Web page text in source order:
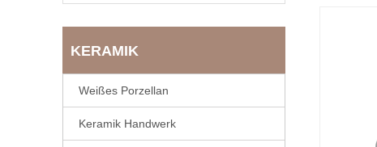
KERAMIK
Weißes Porzellan
Keramik Handwerk